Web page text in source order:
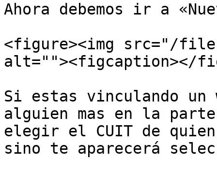
Ahora debemos ir a
<figure><img src="/
alt=""><figcaption></
Si estas vinculando un
alguien mas en la parte
elegir el CUIT de
sino te aparecerá